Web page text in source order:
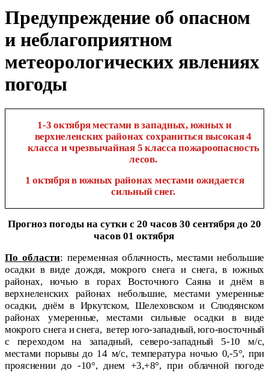
Предупреждение об опасном
и неблагоприятном
метеорологических явлениях
погоды
1-3 октября местами в западных, южных и
верхнеленских районах сохраниться высокая 4
класса и чрезвычайная 5 класса пожароопасность
лесов.
1 октября в южных районах местами ожидается
сильный снег.
Прогноз погоды на сутки с 20 часов 30 сентября до 20
часов 01 октября
По области:переменная облачность, местами небольшие
осадки в виде дождя, мокрого снега и снега, в южных
районах, ночью в горах Восточного Саяна и днём в
верхнеленских районах небольшие, местами умеренные
осадки, днём в Иркутском, Шелеховском и Слюдянском
районах умеренные, местами сильные осадки в виде
мокрого снега и снега, ветер юго-западный, юго-восточный
с переходом на западный, северо-западный 5-10 м/с,
местами порывы до 14 м/с, температура ночью 0,-5°, при
прояснении до -10°, днем +3,+8°, при облачной погоде